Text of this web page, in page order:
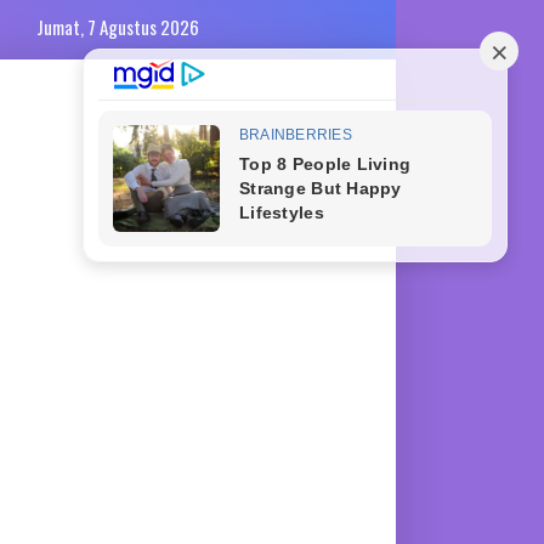
Jumat, 7 Agustus 2026